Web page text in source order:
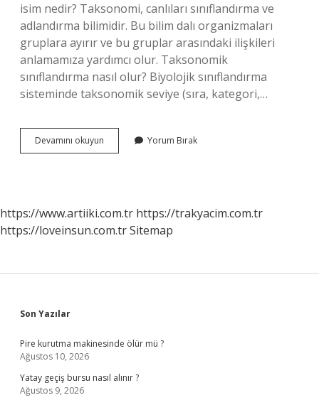
isim nedir? Taksonomi, canlıları sınıflandırma ve
adlandırma bilimidir. Bu bilim dalı organizmaları
gruplara ayırır ve bu gruplar arasındaki ilişkileri
anlamamıza yardımcı olur. Taksonomik
sınıflandırma nasıl olur? Biyolojik sınıflandırma
sisteminde taksonomik seviye (sıra, kategori,…
Devamını okuyun Taksonomik
Karakterler
Yorum Bırak
https://www.artiiki.com.tr https://trakyacim.com.tr
https://loveinsun.com.trSitemap
Sidebar
Son Yazılar
Pire kurutma makinesinde ölür mü ?
Ağustos 10, 2026
Yatay geçiş bursu nasıl alınır ?
Ağustos 9, 2026